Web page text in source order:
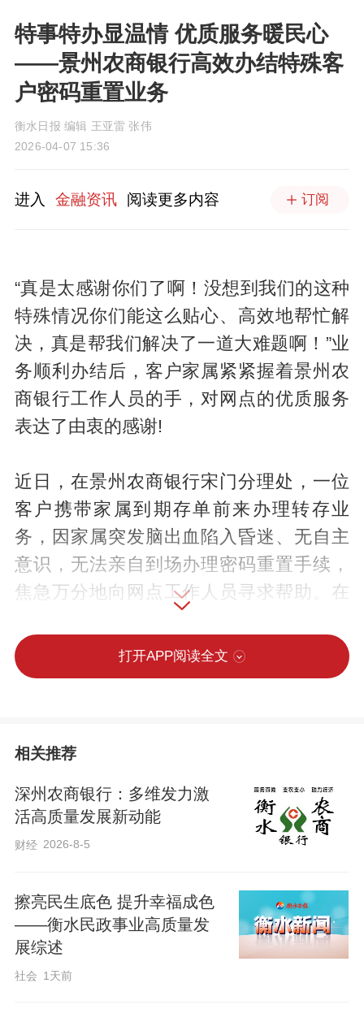
特事特办显温情 优质服务暖民心
——景州农商银行高效办结特殊客
户密码重置业务
衡水日报 编辑 王亚雷 张伟
2026-04-07 15:36
进入 金融资讯 阅读更多内容 订阅
“真是太感谢你们了啊！没想到我们的这种
特殊情况你们能这么贴心、高效地帮忙解
决，真是帮我们解决了一道大难题啊！”业
务顺利办结后，客户家属紧紧握着景州农
商银行工作人员的手，对网点的优质服务
表达了由衷的感谢!
近日，在景州农商银行宋门分理处，一位
客户携带家属到期存单前来办理转存业
务，因家属突发脑出血陷入昏迷、无自主
意识，无法亲自到场办理密码重置手续，
焦急万分地向网点工作人员寻求帮助。在
客户情绪，耐心倾听其诉求，详细告知特
殊业务办理的相关流程和所需材料。考虑
规程，迅速启动应急服务机制，当即安排
工作人员上门核实实际情况，让金融服务
打破场景限制，切实解决客户的燃眉之
急。
网点工作人员携带业务单据、身份核验设
备等相关材料，专程前往客户家属所在医
院开展上门核实工作，达到医院后，工作
人员细致查验了客户家属的病历、住院证
打开APP阅读全文
相关推荐
深州农商银行：多维发力激
活高质量发展新动能
财经 2026-8-5
擦亮民生底色 提升幸福成色
——衡水民政事业高质量发
展综述
社会 1天前